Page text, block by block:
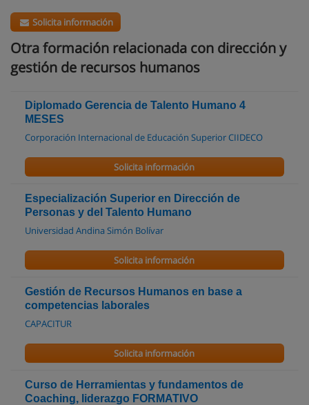
Solicita información
Otra formación relacionada con dirección y
gestión de recursos humanos
Diplomado Gerencia de Talento Humano 4
MESES
Corporación Internacional de Educación Superior CIIDECO
Solicita información
Especialización Superior en Dirección de
Personas y del Talento Humano
Universidad Andina Simón Bolívar
Solicita información
Gestión de Recursos Humanos en base a
competencias laborales
CAPACITUR
Solicita información
Curso de Herramientas y fundamentos de
Coaching, liderazgo FORMATIVO